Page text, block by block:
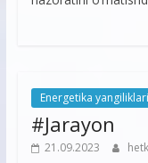
Energetika yangiliklari
#Jarayon
21.09.2023 hetk